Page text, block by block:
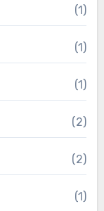
(1)
(1)
(1)
(2)
(2)
(1)